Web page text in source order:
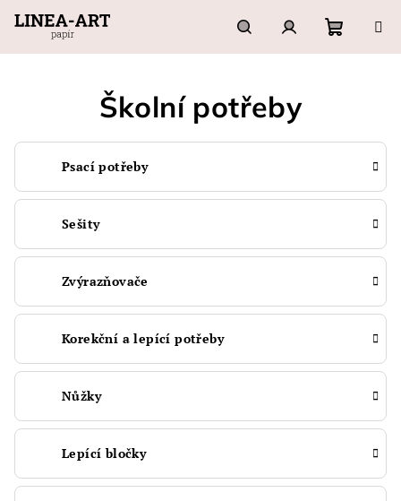
HledatPřihlášení
Školní potřeby
Psací potřeby
Sešity
Zvýrazňovače
Korekční a lepící potřeby
Nůžky
Lepící bločky